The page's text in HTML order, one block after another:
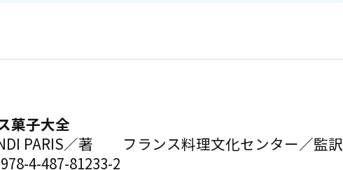
菓子大全
PARIS／著 フランス料理文化センター／監訳
4-487-81233-2